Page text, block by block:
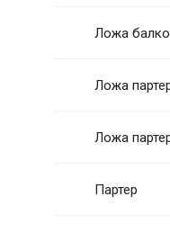
Ложа
Ложа
Ложа
Партер